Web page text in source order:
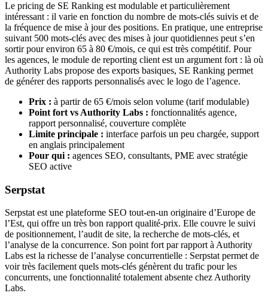
Le pricing de SE Ranking est modulable et particulièrement
intéressant : il varie en fonction du nombre de mots-clés suivis et de
la fréquence de mise à jour des positions. En pratique, une entreprise
suivant 500 mots-clés avec des mises à jour quotidiennes peut s’en
sortir pour environ 65 à 80 €/mois, ce qui est très compétitif. Pour
les agences, le module de reporting client est un argument fort : là où
Authority Labs propose des exports basiques, SE Ranking permet
de générer des rapports personnalisés avec le logo de l’agence.
Prix : à partir de 65 €/mois selon volume (tarif modulable)
Point fort vs Authority Labs : fonctionnalités agence,
rapport personnalisé, couverture complète
Limite principale : interface parfois un peu chargée, support
en anglais principalement
Pour qui : agences SEO, consultants, PME avec stratégie
SEO active
Serpstat
Serpstat est une plateforme SEO tout-en-un originaire d’Europe de
l’Est, qui offre un très bon rapport qualité-prix. Elle couvre le suivi
de positionnement, l’audit de site, la recherche de mots-clés, et
l’analyse de la concurrence. Son point fort par rapport à Authority
Labs est la richesse de l’analyse concurrentielle : Serpstat permet de
voir très facilement quels mots-clés génèrent du trafic pour les
concurrents, une fonctionnalité totalement absente chez Authority
Labs.